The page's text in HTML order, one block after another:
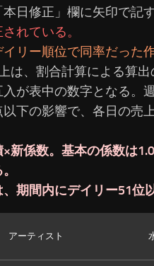
日修正」欄に矢印で記
れている。
リー順位で同率だった作
は、割合計算による算
が表中の数字となる。
下の影響で、各日の売
×新係数。基本の係数は
、期間内にデイリー51位
アーティスト